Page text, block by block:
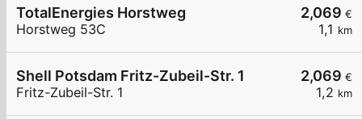
2,069 €
1,1 km
TotalEnergies Horstweg
Horstweg 53C
2,069 €
1,2 km
Shell Potsdam Fritz-Zubeil-Str. 1
Fritz-Zubeil-Str. 1